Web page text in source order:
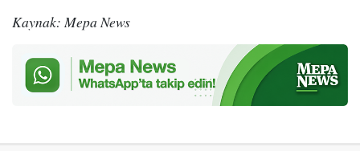
Kaynak: Mepa News